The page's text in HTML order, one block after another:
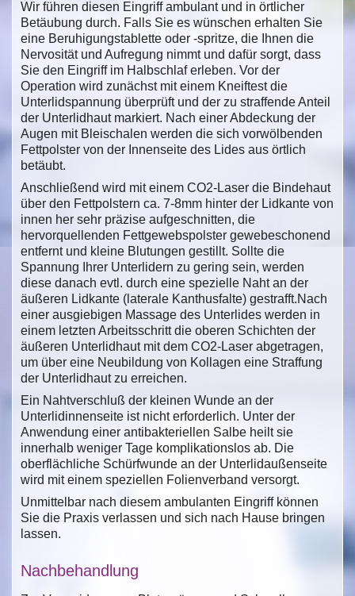
Wir führen diesen Eingriff ambulant und in örtlicher
Betäubung durch. Falls Sie es wünschen erhalten Sie
eine Beruhigungstablette oder -spritze, die Ihnen die
Nervosität und Aufregung nimmt und dafür sorgt, dass
Sie den Eingriff im Halbschlaf erleben. Vor der
Operation wird zunächst mit einem Kneiftest die
Unterlidspannung überprüft und der zu straffende Anteil
der Unterlidhaut markiert. Nach einer Abdeckung der
Augen mit Bleischalen werden die sich vorwölbenden
Fettpolster von der Innenseite des Lides aus örtlich
betäubt.
Anschließend wird mit einem CO2-Laser die Bindehaut
über den Fettpolstern ca. 7-8mm hinter der Lidkante von
innen her sehr präzise aufgeschnitten, die
hervorquellenden Fettgewebspolster gewebeschonend
entfernt und kleine Blutungen gestillt. Sollte die
Spannung Ihrer Unterlidern zu gering sein, werden
diese danach evtl. durch eine spezielle Naht an der
äußeren Lidkante (laterale Kanthusfalte) gestrafft.Nach
einer ausgiebigen Massage des Unterlides werden in
einem letzten Arbeitsschritt die oberen Schichten der
äußeren Unterlidhaut mit dem CO2-Laser abgetragen,
um über eine Neubildung von Kollagen eine Straffung
der Unterlidhaut zu erreichen.
Ein Nahtverschluß der kleinen Wunde an der
Unterlidinnenseite ist nicht erforderlich. Unter der
Anwendung einer antibakteriellen Salbe heilt sie
innerhalb weniger Tage komplikationslos ab. Die
oberflächliche Schürfwunde an der Unterlidaußenseite
wird mit einem speziellen Folienverband versorgt.
Unmittelbar nach diesem ambulanten Eingriff können
Sie die Praxis verlassen und sich nach Hause bringen
lassen.
Nachbehandlung